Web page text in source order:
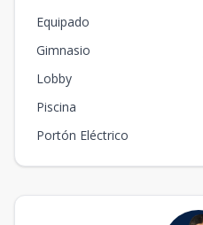
Equipado
Gimnasio
Lobby
Piscina
Portón Eléctrico